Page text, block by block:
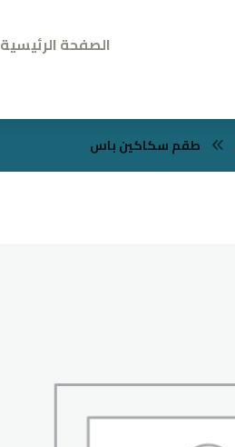
الصفحة الرئيسية
طقم سكاكين باس